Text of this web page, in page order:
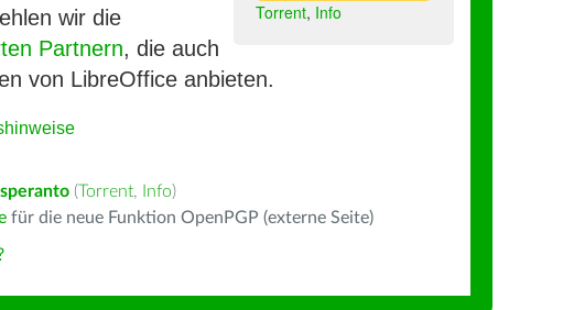
Torrent, Info
wir die
Partnern, die auch
von LibreOffice anbieten.
(Torrent, Info)
für die neue Funktion OpenPGP (externe Seite)